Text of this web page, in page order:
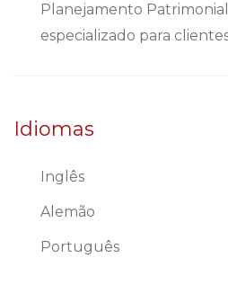
Planejamento
especializado para
Idiomas
Inglês
Alemão
Português